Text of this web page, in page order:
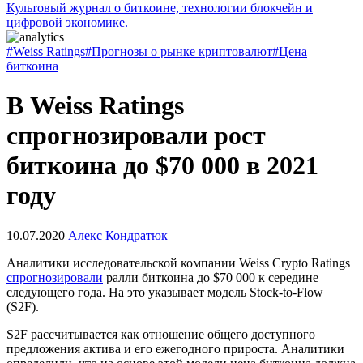
Культовый журнал о биткоине, технологии блокчейн и
цифровой экономике.
#Weiss Ratings#Прогнозы о рынке криптовалют#Цена
биткоина
В Weiss Ratings
спрогнозировали рост
биткоина до $70 000 в 2021
году
10.07.2020 Алекс Кондратюк
Аналитики исследовательской компании Weiss Crypto Ratings
спрогнозировали ралли биткоина до $70 000 к середине
следующего года. На это указывает модель Stock-to-Flow
(S2F).
S2F рассчитывается как отношение общего доступного
предложения актива и его ежегодного прироста. Аналитики